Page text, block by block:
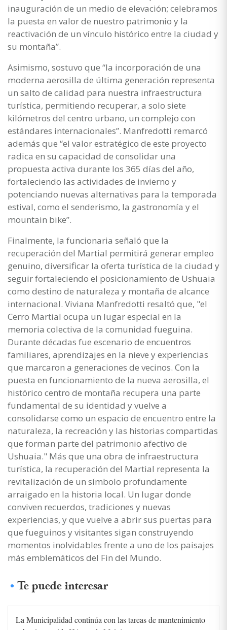
inauguración de un medio de elevación; celebramos
la puesta en valor de nuestro patrimonio y la
reactivación de un vínculo histórico entre la ciudad y
su montaña”.
Asimismo, sostuvo que “la incorporación de una
moderna aerosilla de última generación representa
un salto de calidad para nuestra infraestructura
turística, permitiendo recuperar, a solo siete
kilómetros del centro urbano, un complejo con
estándares internacionales”. Manfredotti remarcó
además que “el valor estratégico de este proyecto
radica en su capacidad de consolidar una
propuesta activa durante los 365 días del año,
fortaleciendo las actividades de invierno y
potenciando nuevas alternativas para la temporada
estival, como el senderismo, la gastronomía y el
mountain bike”.
Finalmente, la funcionaria señaló que la
recuperación del Martial permitirá generar empleo
genuino, diversificar la oferta turística de la ciudad y
seguir fortaleciendo el posicionamiento de Ushuaia
como destino de naturaleza y montaña de alcance
internacional. Viviana Manfredotti resaltó que, "el
Cerro Martial ocupa un lugar especial en la
memoria colectiva de la comunidad fueguina.
Durante décadas fue escenario de encuentros
familiares, aprendizajes en la nieve y experiencias
que marcaron a generaciones de vecinos. Con la
puesta en funcionamiento de la nueva aerosilla, el
histórico centro de montaña recupera una parte
fundamental de su identidad y vuelve a
consolidarse como un espacio de encuentro entre la
naturaleza, la recreación y las historias compartidas
que forman parte del patrimonio afectivo de
Ushuaia." Más que una obra de infraestructura
turística, la recuperación del Martial representa la
revitalización de un símbolo profundamente
arraigado en la historia local. Un lugar donde
conviven recuerdos, tradiciones y nuevas
experiencias, y que vuelve a abrir sus puertas para
que fueguinos y visitantes sigan construyendo
momentos inolvidables frente a uno de los paisajes
más emblemáticos del Fin del Mundo.
Te puede interesar
La Municipalidad continúa con las tareas de mantenimiento